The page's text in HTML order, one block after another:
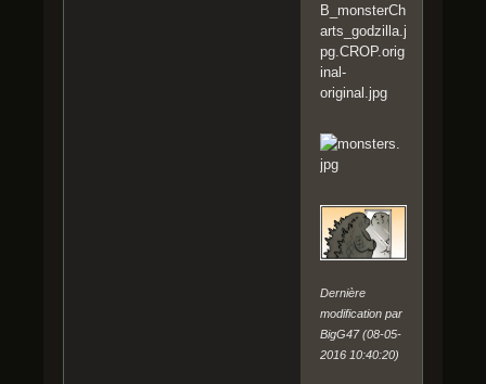
Dernière
modification par
BigG47 (08-05-
2016 10:40:20)